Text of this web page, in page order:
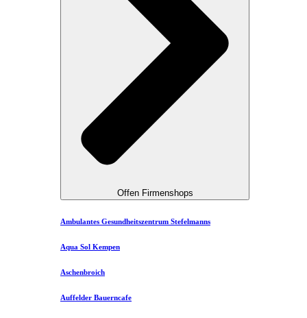
Offen Firmenshops
Ambulantes Gesundheitszentrum Stefelmanns
Aqua Sol Kempen
Aschenbroich
Auffelder Bauerncafe